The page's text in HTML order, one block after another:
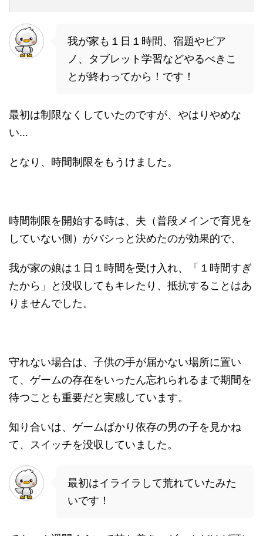
我が家も１日１時間、宿題やピア
ノ、タブレット学習などやるべきこ
とが終わってから！です！
最初は制限なくしていたのですが、やはりやめな
い…
となり、時間制限をもうけました。
時間制限を開始する時は、夫（普段メインで育児を
していない側）がバシっと決めたのが効果的で、
我が家の娘は１日１時間を受け入れ、「１時間すぎ
たから」と没収してもキレたり、抵抗することはあ
りませんでした。
守れない場合は、子供の手が届かない場所に置い
て、ゲームの存在をいったん忘れられるまで期間を
待つことも重要だと実感しています。
知り合いは、ゲームばかり依存の男の子を見かね
て、スイッチを没収していました。
最初はイライラして荒れていたみた
いです！